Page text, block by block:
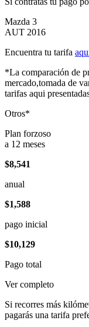
Mazda 3
AUT 2016
Encuentra tu tarifa
*La comparación de
mercado,tomada de
tarifas aqui
Otros*
Plan forzoso
a 12 meses
$8,541
anual
$1,588
pago inicial
$10,129
Pago total
Ver completo
Si recorres más
pagarás una tarifa